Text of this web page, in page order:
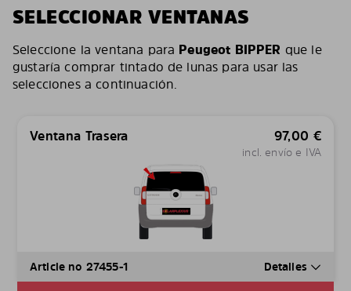
SELECCIONAR VENTANAS
Seleccione la ventana para Peugeot BIPPER que le
gustaría comprar tintado de lunas para usar las
selecciones a continuación.
Ventana Trasera 97,00 €
incl. envío e IVA
Article no 27455-1 Detalles